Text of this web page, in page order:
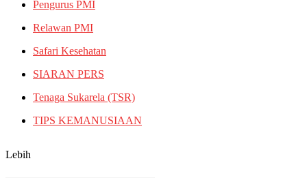
Pengurus PMI
Relawan PMI
Safari Kesehatan
SIARAN PERS
Tenaga Sukarela (TSR)
TIPS KEMANUSIAAN
Lebih